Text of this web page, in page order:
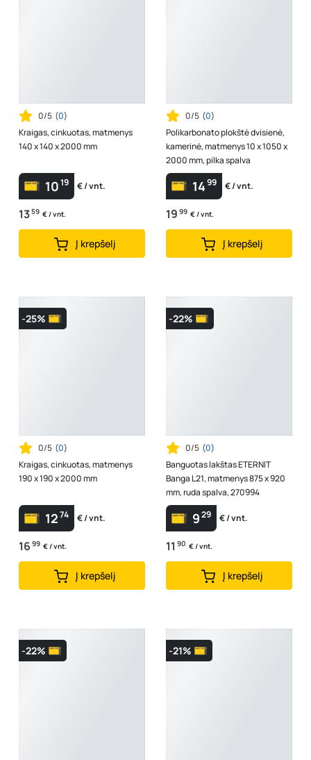
0/5 (0)
Kraigas, cinkuotas, matmenys
140 x 140 x 2000 mm
1019 € / vnt.
1359 € / vnt.
Į krepšelį
0/5 (0)
Polikarbonato plokštė dvisienė,
kamerinė, matmenys 10 x 1050 x
2000 mm, pilka spalva
1499 € / vnt.
19 99 € / vnt.
Į krepšelį
-25%
0/5 (0)
Kraigas, cinkuotas, matmenys
190 x 190 x 2000 mm
1274 € / vnt.
16 99 € / vnt.
Į krepšelį
-22%
0/5 (0)
Banguotas lakštas ETERNIT
Banga L21, matmenys 875 x 920
mm, ruda spalva, 270994
929 € / vnt.
11 90 € / vnt.
Į krepšelį
-22% -21%